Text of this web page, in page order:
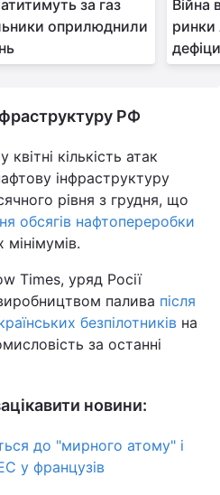
за газ
оприлюднили
Війна
ринки
РФ
кількість атак
інфраструктуру
рівня з грудня, що
обсягів нафтопереробки
Times, уряд Росії
палива після
безпілотників на
за останні
новини:
до "мирного атому" і
у французів